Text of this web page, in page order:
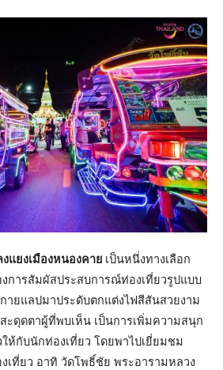
งแยงเมืองหนองคาย เป็นหนึ่งทางเลือก
การสัมผัสประสบการณ์ท่องเที่ยวรูปแบบ
ายแลปมาประดับตกแต่งไฟสีสันสวยงาม
ะดุดตาผู้ที่พบเห็น เป็นการเพิ่มความสนุก
ให้กับนักท่องเที่ยว โดยพาไปเยี่ยมชม
ที่ยว อาทิ วัดโพธิ์ชัย พระอารามหลวง